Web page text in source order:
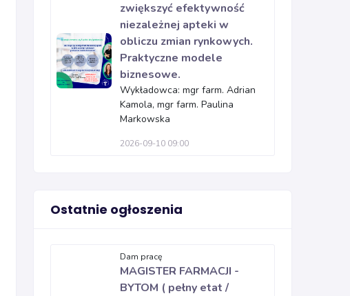
zwiększyć efektywność
niezależnej apteki w
obliczu zmian rynkowych.
Praktyczne modele
biznesowe.
Wykładowca: mgr farm. Adrian
Kamola, mgr farm. Paulina
Markowska
2026-09-10 09:00
Ostatnie ogłoszenia
Dam pracę
MAGISTER FARMACJI -
BYTOM ( pełny etat /